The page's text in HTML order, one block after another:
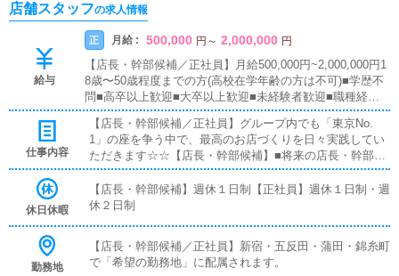
店舗スタッフの求人情報
給与
正 月給 : 500,000 円 ～ 2,000,000 円
【店長・幹部候補／正社員】月給500,000円~2,000,000円1
8歳〜50歳程度までの方(高校在学年齢の方は不可)■学歴不
問■高卒以上歓迎■大卒以上歓迎■未経験者歓迎■職種経験
者歓迎■ブランクOK全国総合第1位のウルトラグループで
働いてみたいという方なら、どなたでも大歓迎です！
仕事内容
【店長・幹部候補／正社員】グループ内でも「東京No.
1」の座を争う中で、最高のお店づくりを日々実践してい
ただきます☆☆【店長・幹部候補】■将来の店長・幹部候
補として経験を積んでいただきます。まずは『受付スタッ
フ』と同様に、接客や受付業務からスタートしていただき
ます。業務に慣れてきたら、『キャストの管理』や『経営
こともあります。【正社員】■対面接客業務お客様からの
お問い合わせ対応や、一部店舗においてはご来店されたお
休日休暇
【店長・幹部候補】週休１日制【正社員】週休１日制・週
休２日制
勤務地
【店長・幹部候補／正社員】新宿・五反田・蒲田・錦糸町
で「希望の勤務地」に配属されます。